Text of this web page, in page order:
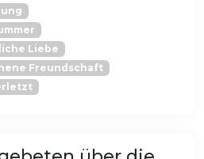
Liebe
Freundschaft